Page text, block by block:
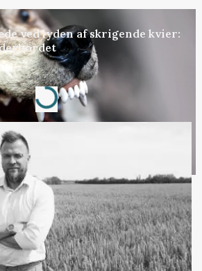
ved lyden af skrigende kvier:
Annonce
Loading...